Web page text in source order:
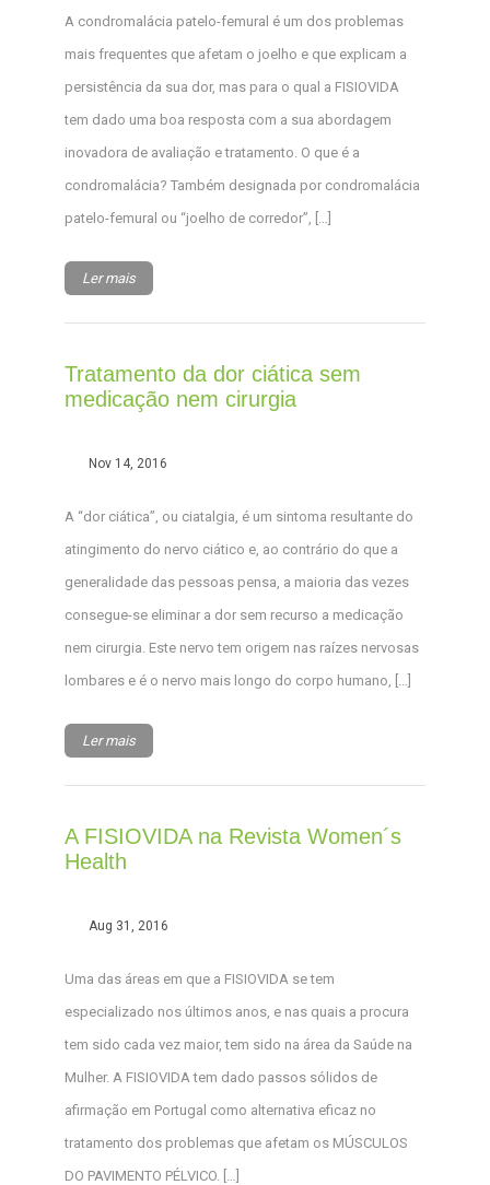
A condromalácia patelo-femural é um dos problemas
mais frequentes que afetam o joelho e que explicam a
persistência da sua dor, mas para o qual a FISIOVIDA
tem dado uma boa resposta com a sua abordagem
inovadora de avaliação e tratamento. O que é a
condromalácia? Também designada por condromalácia
patelo-femural ou “joelho de corredor”, […]
Ler mais
Tratamento da dor ciática sem
medicação nem cirurgia
Nov 14, 2016
A “dor ciática”, ou ciatalgia, é um sintoma resultante do
atingimento do nervo ciático e, ao contrário do que a
generalidade das pessoas pensa, a maioria das vezes
consegue-se eliminar a dor sem recurso a medicação
nem cirurgia. Este nervo tem origem nas raízes nervosas
lombares e é o nervo mais longo do corpo humano, […]
Ler mais
A FISIOVIDA na Revista Women´s
Health
Aug 31, 2016
Uma das áreas em que a FISIOVIDA se tem
especializado nos últimos anos, e nas quais a procura
tem sido cada vez maior, tem sido na área da Saúde na
Mulher. A FISIOVIDA tem dado passos sólidos de
afirmação em Portugal como alternativa eficaz no
tratamento dos problemas que afetam os MÚSCULOS
DO PAVIMENTO PÉLVICO. […]